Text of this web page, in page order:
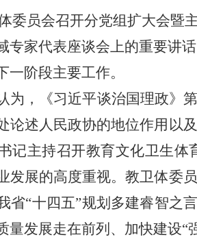
委员会召开分党组扩大会暨
专家代表座谈会上的重要讲
阶段主要工作。
为，《习近平谈治国理政》
论述人民政协的地位作用以
记主持召开教育文化卫生
发展的高度重视。教卫体委
省“十四五”规划多建睿智之
量发展走在前列、加快建设“